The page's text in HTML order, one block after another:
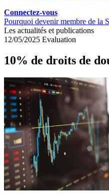
Connectez-vous
Pourquoi devenir membre de la
Les actualités et publications
12/05/2025 Evaluation
10% de droits de